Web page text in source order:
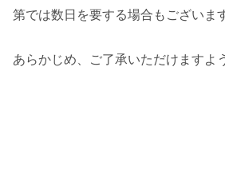
第では数日を要する場合もございま
あらかじめ、ご了承いただけますよ